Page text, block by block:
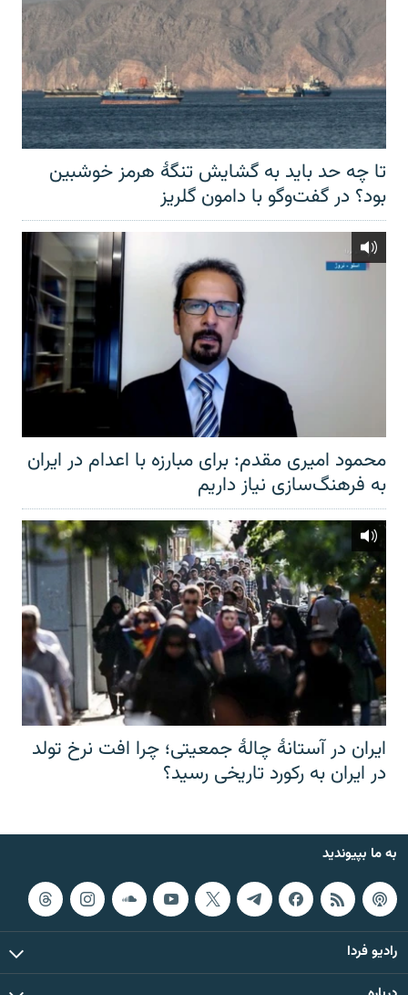
تا چه حد باید به گشایش تنگهٔ هرمز خوشبین
بود؟ در گفت‌وگو با دامون گلریز
محمود امیری مقدم: برای مبارزه با اعدام در ایران
به فرهنگ‌سازی نیاز داریم
ایران در آستانهٔ چالهٔ جمعیتی؛ چرا افت نرخ تولد
در ایران به رکورد تاریخی رسید؟
به ما بپیوندید
رادیو فردا